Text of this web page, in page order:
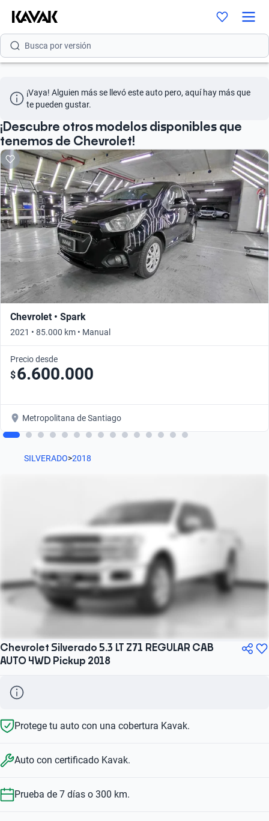
Busca por modelo
Busca por versión
Busca por marca
Busca por modelo
Busca por versión
Busca por año
¡Vaya! Alguien más se llevó este auto pero, aquí hay más que
te pueden gustar.
¡Descubre otros modelos disponibles que
tenemos de Chevrolet!
Chevrolet • Spark
2021 • 85.000 km • Manual
Precio desde
$6.600.000
Metropolitana de Santiago
SILVERADO>2018
Chevrolet Silverado 5.3 LT Z71 REGULAR CAB
AUTO 4WD Pickup 2018
Protege tu auto con una cobertura Kavak.
Auto con certificado Kavak.
Prueba de 7 días o 300 km.